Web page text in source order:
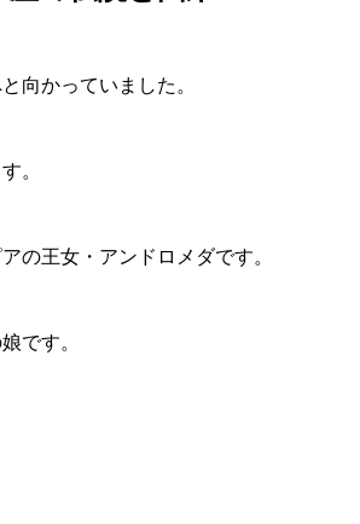
向かっていました。
。
の王女・アンドロメダです。
です。